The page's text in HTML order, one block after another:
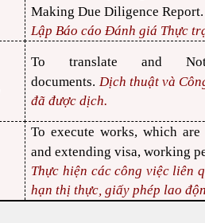
Making Due Diligence Report.
Lập Báo cáo Đánh giá Thực
To translate and
documents. Dịch thuật và
đã được dịch.
To execute works, which
and extending visa, working
Thực hiện các công việc liên
hạn thị thực, giấy phép lao